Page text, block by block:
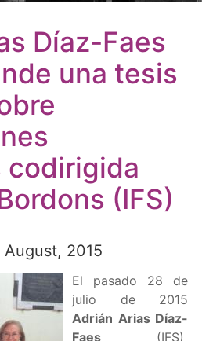
científicas codirigida por
Bordons (IFS)
Díaz-Faes
una tesis
(IFS)
August, 2015
El pasado 28 de
julio de 2015
Adrián Arias Díaz-
Faes(IFS)